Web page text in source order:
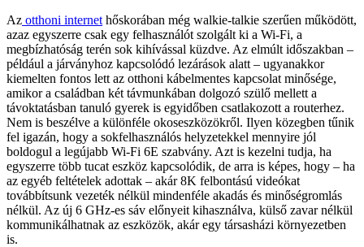
Az otthoni internet hőskorában még walkie-talkie szerűen működött,
azaz egyszerre csak egy felhasználót szolgált ki a Wi-Fi, a
megbízhatóság terén sok kihívással küzdve. Az elmúlt időszakban –
például a járványhoz kapcsolódó lezárások alatt – ugyanakkor
kiemelten fontos lett az otthoni kábelmentes kapcsolat minősége,
amikor a családban két távmunkában dolgozó szülő mellett a
távoktatásban tanuló gyerek is egyidőben csatlakozott a routerhez.
Nem is beszélve a különféle okoseszközökről. Ilyen közegben tűnik
fel igazán, hogy a sokfelhasználós helyzetekkel mennyire jól
boldogul a legújabb Wi-Fi 6E szabvány. Azt is kezelni tudja, ha
egyszerre több tucat eszköz kapcsolódik, de arra is képes, hogy – ha
az egyéb feltételek adottak – akár 8K felbontású videókat
továbbítsunk vezeték nélkül mindenféle akadás és minőségromlás
nélkül. Az új 6 GHz-es sáv előnyeit kihasználva, külső zavar nélkül
kommunikálhatnak az eszközök, akár egy társasházi környezetben
is.